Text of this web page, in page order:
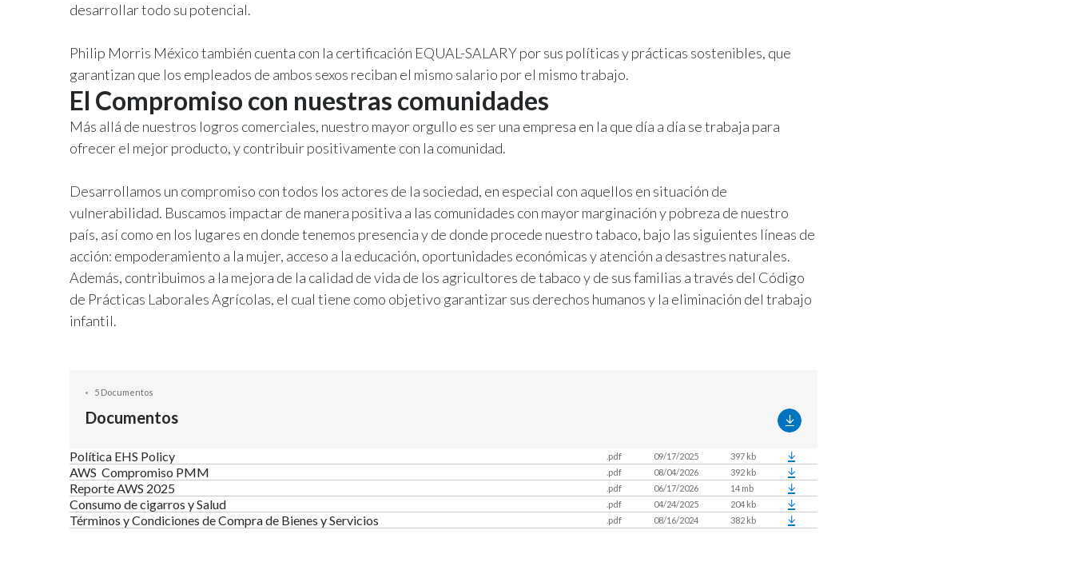
desarrollar todo su potencial.
Philip Morris México también cuenta con la certificación EQUAL-SALARY por sus políticas y prácticas sostenibles, que
garantizan que los empleados de ambos sexos reciban el mismo salario por el mismo trabajo.
El Compromiso con nuestras comunidades
Más allá de nuestros logros comerciales, nuestro mayor orgullo es ser una empresa en la que día a día se trabaja para
ofrecer el mejor producto, y contribuir positivamente con la comunidad.
Desarrollamos un compromiso con todos los actores de la sociedad, en especial con aquellos en situación de
vulnerabilidad. Buscamos impactar de manera positiva a las comunidades con mayor marginación y pobreza de nuestro
país, así como en los lugares en donde tenemos presencia y de donde procede nuestro tabaco, bajo las siguientes líneas de
acción: empoderamiento a la mujer, acceso a la educación, oportunidades económicas y atención a desastres naturales.
Además, contribuimos a la mejora de la calidad de vida de los agricultores de tabaco y de sus familias a través del Código
de Prácticas Laborales Agrícolas, el cual tiene como objetivo garantizar sus derechos humanos y la eliminación del trabajo
infantil.
5 Documentos
Documentos
Política EHS Policy .pdf 09/17/2025 397 kb
AWS Compromiso PMM .pdf 08/04/2026 392 kb
Reporte AWS 2025 .pdf 06/17/2026 14 mb
Consumo de cigarros y Salud .pdf 04/24/2025 204 kb
Términos y Condiciones de Compra de Bienes y Servicios .pdf 08/16/2024 382 kb